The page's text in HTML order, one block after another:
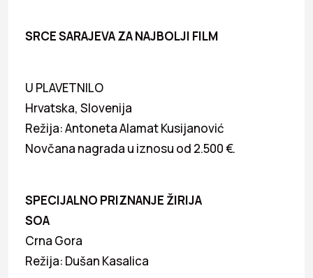
SRCE SARAJEVA ZA NAJBOLJI FILM
U PLAVETNILO
Hrvatska, Slovenija
Režija: Antoneta Alamat Kusijanović
Novčana nagrada u iznosu od 2.500 €.
SPECIJALNO PRIZNANJE ŽIRIJA
SOA
Crna Gora
Režija: Dušan Kasalica